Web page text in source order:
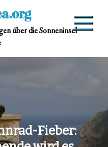
über die Sonneninsel
Fieber: